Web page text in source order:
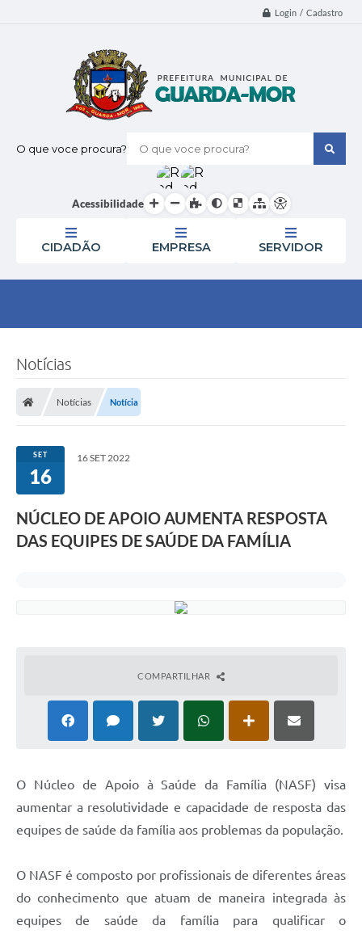
Login / Cadastro
O que voce procura?
Acessibilidade
CIDADÃO EMPRESA SERVIDOR
Notícias
Notícias Notícia
SET
16
16 SET 2022
NÚCLEO DE APOIO AUMENTA RESPOSTA
DAS EQUIPES DE SAÚDE DA FAMÍLIA
COMPARTILHAR
O Núcleo de Apoio à Saúde da Família (NASF) visa
aumentar a resolutividade e capacidade de resposta das
equipes de saúde da família aos problemas da população.
O NASF é composto por profissionais de diferentes áreas
do conhecimento que atuam de maneira integrada às
equipes de saúde da família para qualificar o